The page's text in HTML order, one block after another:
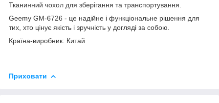
Тканинний чохол для зберігання та транспортування.
Geemy GM-6726 - це надійне і функціональне рішення для
тих, хто цінує якість і зручність у догляді за собою.
Країна-виробник: Китай
Приховати